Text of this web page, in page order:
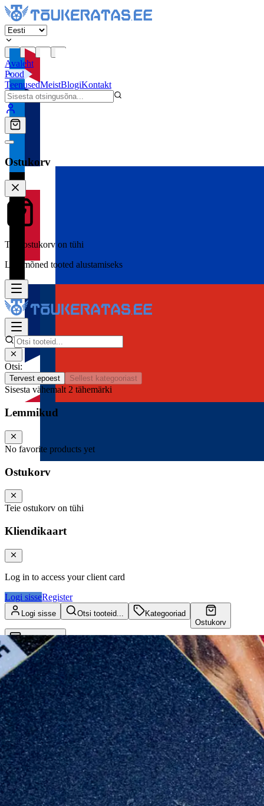
Avaleht
Pood
TeenusedMeistBlogiKontakt
Ostukorv
Teie ostukorv on tühi
Lisa mõned tooted alustamiseks
Otsi:
Tervest epoest Sellest kategooriast
Sisesta vähemalt 2 tähemärki
Lemmikud
No favorite products yet
Ostukorv
Teie ostukorv on tühi
Kliendikaart
Log in to access your client card
Logi sisseRegister
Logi sisse Otsi tooteid...
Kategooriad
Ostukorv
Kliendikaart